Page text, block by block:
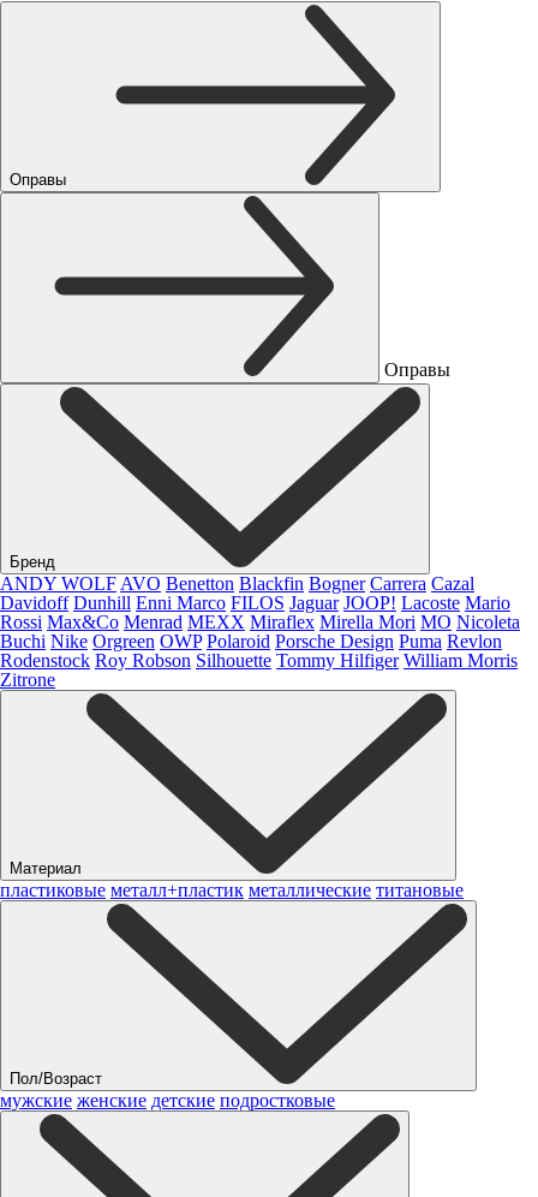
Оправы
Оправы
Бренд
ANDY WOLF AVO Benetton Blackfin Bogner Carrera Cazal
Davidoff Dunhill Enni Marco FILOS Jaguar JOOP! Lacoste Mario
Rossi Max&Co Menrad MEXX Miraflex Mirella Mori MO Nicoleta
Buchi Nike Orgreen OWP Polaroid Porsche Design Puma Revlon
Rodenstock Roy Robson Silhouette Tommy Hilfiger William Morris
Zitrone
Материал
пластиковые металл+пластик металлические титановые
Пол/Возраст
мужские женские детские подростковые